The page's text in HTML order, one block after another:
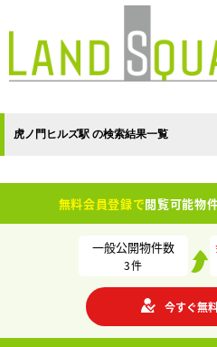
虎ノ門ヒルズ駅 の検索結果一覧
無料会員登録で閲覧可能物
一般公開物件数
3件
今すぐ無